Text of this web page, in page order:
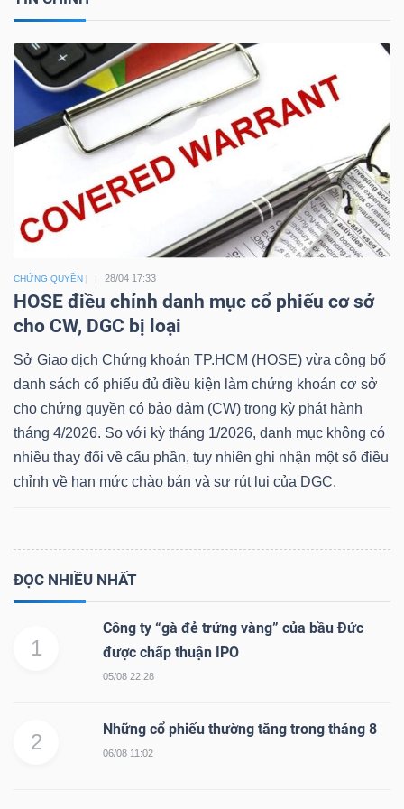
CHỨNG QUYỀN 28/04 17:33
HOSE điều chỉnh danh mục cổ phiếu cơ sở
cho CW, DGC bị loại
Sở Giao dịch Chứng khoán TP.HCM (HOSE) vừa công bố
danh sách cổ phiếu đủ điều kiện làm chứng khoán cơ sở
cho chứng quyền có bảo đảm (CW) trong kỳ phát hành
tháng 4/2026. So với kỳ tháng 1/2026, danh mục không có
nhiều thay đổi về cấu phần, tuy nhiên ghi nhận một số điều
chỉnh về hạn mức chào bán và sự rút lui của DGC.
ĐỌC NHIỀU NHẤT
1
Công ty “gà đẻ trứng vàng” của bầu Đức
được chấp thuận IPO
05/08 22:28
2
Những cổ phiếu thường tăng trong tháng 8
06/08 11:02
Công
cụ
Truyền
thông
Dữ